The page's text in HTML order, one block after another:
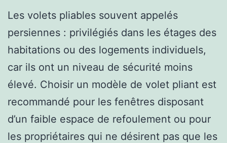
Les volets pliables souvent appelés
persiennes : privilégiés dans les étages des
habitations ou des logements individuels,
car ils ont un niveau de sécurité moins
élevé. Choisir un modèle de volet pliant est
recommandé pour les fenêtres disposant
d’un faible espace de refoulement ou pour
les propriétaires qui ne désirent pas que les